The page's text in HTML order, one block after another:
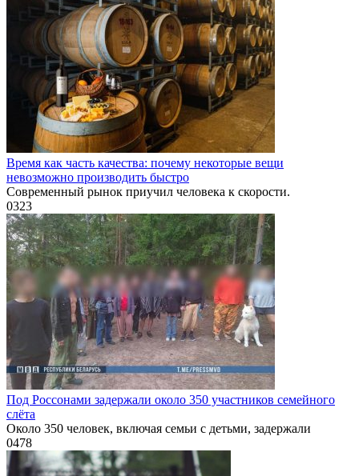
Время как часть качества: почему некоторые вещи
невозможно производить быстро
Современный рынок приучил человека к скорости.
0323
Под Россонами задержали около 350 участников семейного
слёта
Около 350 человек, включая семьи с детьми, задержали
0478